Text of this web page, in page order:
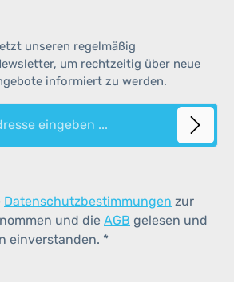
unseren regelmäßig
um rechtzeitig über neue
informiert zu werden.
Datenschutzbestimmungen zur
und die AGB gelesen und
einverstanden. *